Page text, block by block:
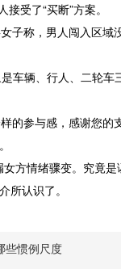
受了“买断”方案。
称，男人闯入区域
辆、行人、二轮车
的参与感，感谢您的
方情绪骤变。究竟是
认识了。
些惯例尺度